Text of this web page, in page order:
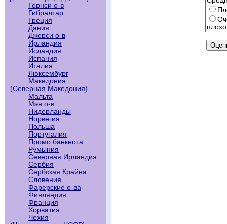
Гернси о-в
Гибралтар
Греция
Дания
Джерси о-в
Ирландия
Исландия
Испания
Италия
Люксембург
Македония
(Северная Македония)
Мальта
Мэн о-в
Нидерланды
Норвегия
Польша
Португалия
Промо банкнота
Румыния
Северная Ирландия
Сербия
Сербская Крайна
Словения
Фарерские о-ва
Финляндия
Франция
Хорватия
Чехия
плохо